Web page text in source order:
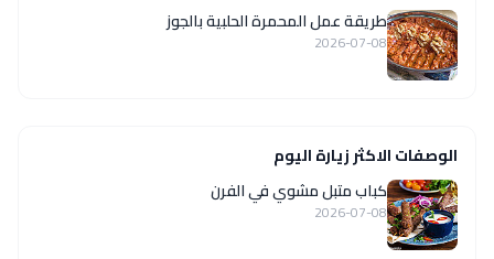
طريقة عمل المحمرة الحلبية بالجوز
2026-07-08
الوصفات الاكثر زيارة اليوم
كباب متبل مشوي في الفرن
2026-07-08